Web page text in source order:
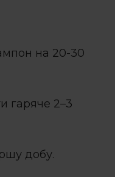
на 20-30
гаряче 2–3
добу.